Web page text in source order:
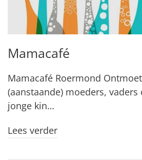
Mamacafé
Mamacafé Roermond
(aanstaande) moeders, vaders
jonge kin…
Lees verder